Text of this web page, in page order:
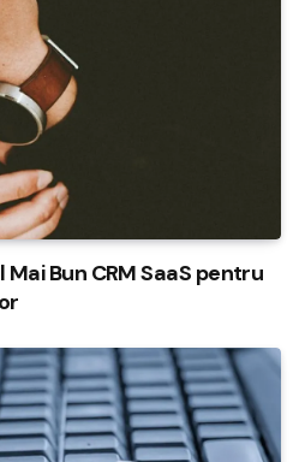
Mai Bun CRM SaaS pentru